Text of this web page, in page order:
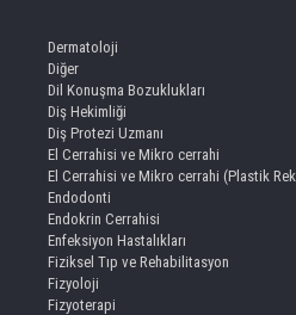
Dermatoloji
Diğer
Dil Konuşma Bozuklukları
Diş Hekimliği
Diş Protezi Uzmanı
El Cerrahisi ve Mikro cerrahi
El Cerrahisi ve Mikro cerrahi (Plastik
Endodonti
Endokrin Cerrahisi
Enfeksiyon Hastalıkları
Fiziksel Tıp ve Rehabilitasyon
Fizyoloji
Fizyoterapi